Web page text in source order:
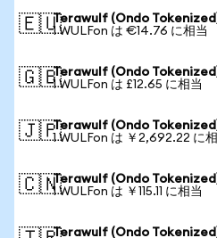
🇪🇺Terawulf (Ondo Tokenized)
1 WULFon は €14.76 に相当
🇬🇧Terawulf (Ondo Tokenized)
1 WULFon は £12.65 に相当
🇯🇵Terawulf (Ondo Tokenized)
1 WULFon は ￥2,692.22 に
🇨🇳Terawulf (Ondo
1 WULFon は ￥115.11 に相当
Terawulf (Ondo Tokenized)